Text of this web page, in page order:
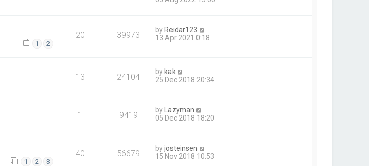
1 2
20 39973 by Reidar123
13 Apr 2021 0:18
13 24104 bykak
25 Dec 2018 20:34
1 9419 byLazyman
05 Dec 2018 18:20
1 2 3
40 56679 byjosteinsen
15 Nov 2018 10:53